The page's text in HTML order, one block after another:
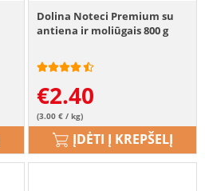
Dolina Noteci Premium su
antiena ir moliūgais 800 g
€2.40
(3.00 € / kg)
ĮDĖTI Į KREPŠELĮ